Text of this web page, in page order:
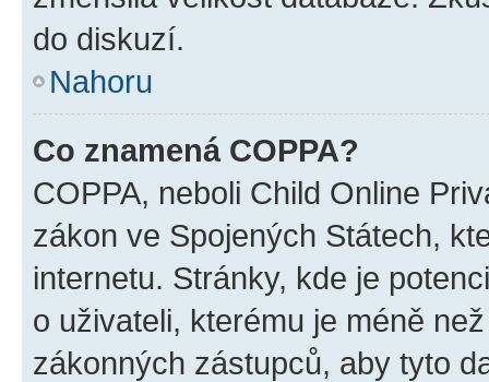
do diskuzí.
Nahoru
Co znamená COPPA?
COPPA, neboli Child Online
zákon ve Spojených Státech,
internetu. Stránky, kde je
o uživateli, kterému je méně
zákonných zástupců, aby tyto